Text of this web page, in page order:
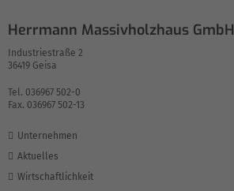
Herrmann Massivholzhaus GmbH
Industriestraße 2
36419 Geisa
Tel. 036967 502-0
Fax. 036967 502-13
Unternehmen
Aktuelles
Wirtschaftlichkeit